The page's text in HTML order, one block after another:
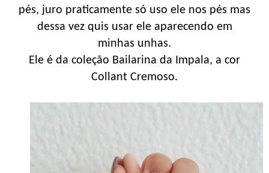
pés, juro praticamente só uso ele nos pés mas
dessa vez quis usar ele aparecendo em
minhas unhas.
Ele é da coleção Bailarina da Impala, a cor
Collant Cremoso.